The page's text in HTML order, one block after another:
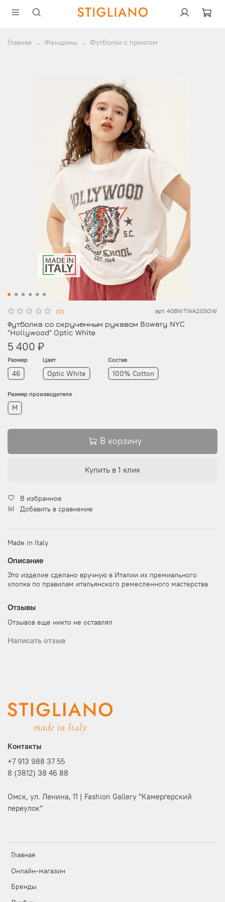
Главная Женщины Футболки с принтом
(0) арт. 40BWTWA203OW
Футболка со скрученным рукавом Bowery NYC
"Hollywood" Optic White
5 400 ₽
Размер
46
Цвет
Optic White
Состав
100% Cotton
Размер производителя
M
В корзину
Купить в 1 клик
В избранное
Добавить в сравнение
Made in Italy
Описание
Это изделие сделано вручную в Италии их премиального
хлопка по правилам итальянского ремесленного мастерства
Отзывы
Отзывов еще никто не оставлял
Написать отзыв
Главная
Онлайн-магазин
Бренды
Контакты
+7 913 988 37 55
8 (3812) 38 46 88
Омск, ул. Ленина, 11 | Fashion Gallery "Камергерский
переулок"